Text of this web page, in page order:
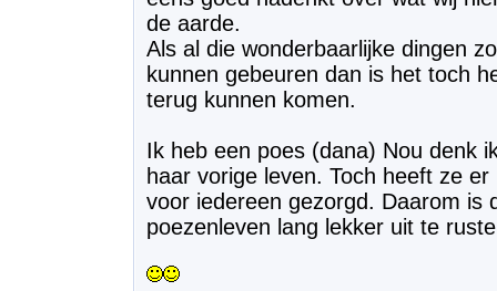
de aarde.
Als al die wonderbaarlijke dingen
kunnen gebeuren dan is het toch
terug kunnen komen.
Ik heb een poes (dana) Nou denk
haar vorige leven. Toch heeft ze
voor iedereen gezorgd. Daarom is
poezenleven lang lekker uit te